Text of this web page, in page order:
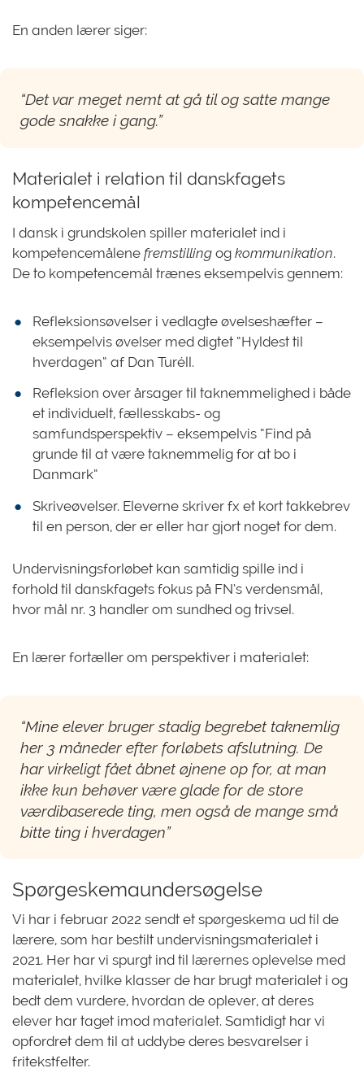
En anden lærer siger:
“Det var meget nemt at gå til og satte mange
gode snakke i gang.”
Materialet i relation til danskfagets
kompetencemål
I dansk i grundskolen spiller materialet ind i
kompetencemålene fremstilling og kommunikation.
De to kompetencemål trænes eksempelvis gennem:
Refleksionsøvelser i vedlagte øvelseshæfter –
eksempelvis øvelser med digtet ”Hyldest til
hverdagen” af Dan Turéll.
Refleksion over årsager til taknemmelighed i både
et individuelt, fællesskabs- og
samfundsperspektiv – eksempelvis ”Find på
grunde til at være taknemmelig for at bo i
Danmark”
Skriveøvelser. Eleverne skriver fx et kort takkebrev
til en person, der er eller har gjort noget for dem.
Undervisningsforløbet kan samtidig spille ind i
forhold til danskfagets fokus på FN’s verdensmål,
hvor mål nr. 3 handler om sundhed og trivsel.
En lærer fortæller om perspektiver i materialet:
“Mine elever bruger stadig begrebet taknemlig
her 3 måneder efter forløbets afslutning. De
har virkeligt fået åbnet øjnene op for, at man
ikke kun behøver være glade for de store
værdibaserede ting, men også de mange små
bitte ting i hverdagen”
Spørgeskemaundersøgelse
Vi har i februar 2022 sendt et spørgeskema ud til de
lærere, som har bestilt undervisningsmaterialet i
2021. Her har vi spurgt ind til lærernes oplevelse med
materialet, hvilke klasser de har brugt materialet i og
bedt dem vurdere, hvordan de oplever, at deres
elever har taget imod materialet. Samtidigt har vi
opfordret dem til at uddybe deres besvarelser i
fritekstfelter.